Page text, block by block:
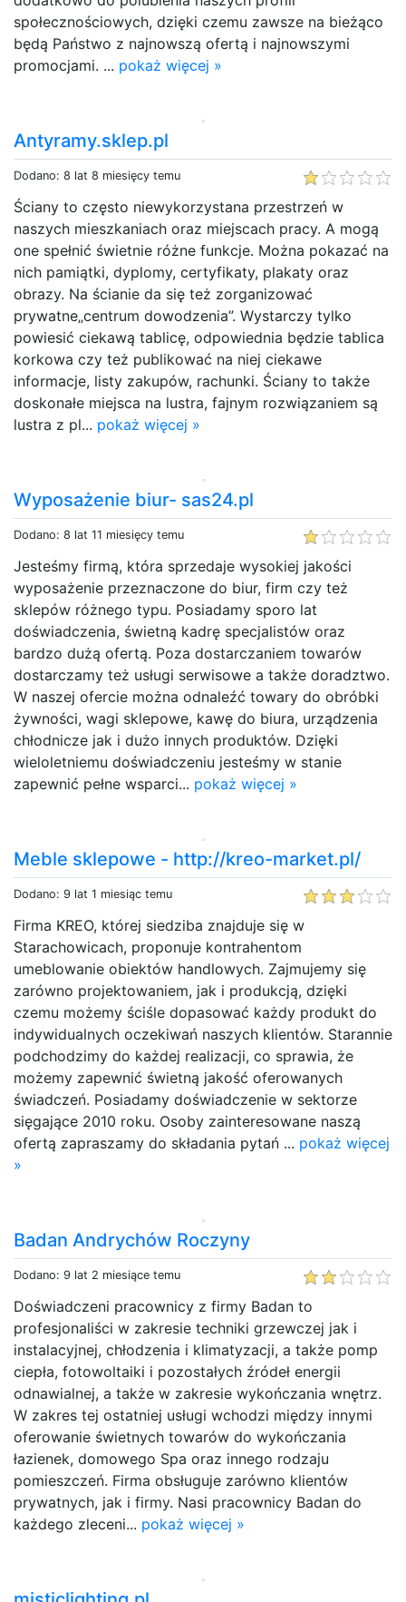
społecznościowych, dzięki czemu zawsze na bieżąco
będą Państwo z najnowszą ofertą i najnowszymi
promocjami. ... pokaż więcej »
Antyramy.sklep.pl
Dodano: 8 lat 8 miesięcy temu
Ściany to często niewykorzystana przestrzeń w
naszych mieszkaniach oraz miejscach pracy. A mogą
one spełnić świetnie różne funkcje. Można pokazać na
nich pamiątki, dyplomy, certyfikaty, plakaty oraz
obrazy. Na ścianie da się też zorganizować
prywatne„centrum dowodzenia”. Wystarczy tylko
powiesić ciekawą tablicę, odpowiednia będzie tablica
korkowa czy też publikować na niej ciekawe
informacje, listy zakupów, rachunki. Ściany to także
doskonałe miejsca na lustra, fajnym rozwiązaniem są
lustra z pl... pokaż więcej »
Wyposażenie biur- sas24.pl
Dodano: 8 lat 11 miesięcy temu
Jesteśmy firmą, która sprzedaje wysokiej jakości
wyposażenie przeznaczone do biur, firm czy też
sklepów różnego typu. Posiadamy sporo lat
doświadczenia, świetną kadrę specjalistów oraz
bardzo dużą ofertą. Poza dostarczaniem towarów
dostarczamy też usługi serwisowe a także doradztwo.
W naszej ofercie można odnaleźć towary do obróbki
żywności, wagi sklepowe, kawę do biura, urządzenia
chłodnicze jak i dużo innych produktów. Dzięki
wieloletniemu doświadczeniu jesteśmy w stanie
zapewnić pełne wsparci... pokaż więcej »
Meble sklepowe - http://kreo-market.pl/
Dodano: 9 lat 1 miesiąc temu
Firma KREO, której siedziba znajduje się w
Starachowicach, proponuje kontrahentom
umeblowanie obiektów handlowych. Zajmujemy się
zarówno projektowaniem, jak i produkcją, dzięki
czemu możemy ściśle dopasować każdy produkt do
indywidualnych oczekiwań naszych klientów. Starannie
podchodzimy do każdej realizacji, co sprawia, że
możemy zapewnić świetną jakość oferowanych
świadczeń. Posiadamy doświadczenie w sektorze
sięgające 2010 roku. Osoby zainteresowane naszą
ofertą zapraszamy do składania pytań ... pokaż więcej
»
Badan Andrychów Roczyny
Dodano: 9 lat 2 miesiące temu
Doświadczeni pracownicy z firmy Badan to
profesjonaliści w zakresie techniki grzewczej jak i
instalacyjnej, chłodzenia i klimatyzacji, a także pomp
ciepła, fotowoltaiki i pozostałych źródeł energii
odnawialnej, a także w zakresie wykończania wnętrz.
W zakres tej ostatniej usługi wchodzi między innymi
oferowanie świetnych towarów do wykończania
łazienek, domowego Spa oraz innego rodzaju
pomieszczeń. Firma obsługuje zarówno klientów
prywatnych, jak i firmy. Nasi pracownicy Badan do
każdego zleceni... pokaż więcej »